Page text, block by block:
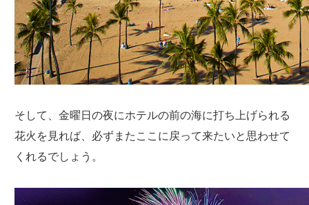
そして、金曜日の夜にホテルの前の海に打ち上げられる
花火を見れば、必ずまたここに戻って来たいと思わせて
くれるでしょう。